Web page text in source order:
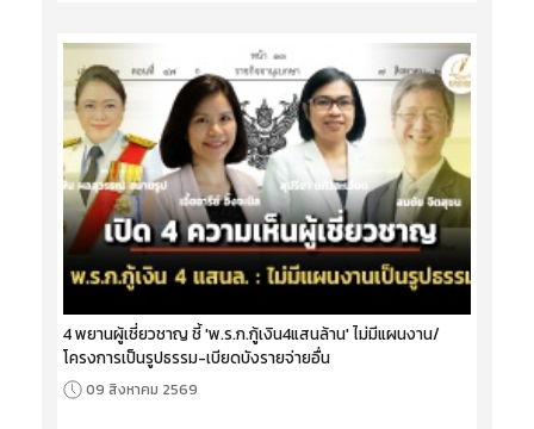
4 พยานผู้เชี่ยวชาญ ชี้ 'พ.ร.ก.กู้เงิน4แสนล้าน' ไม่มีแผนงาน/
โครงการเป็นรูปธรรม-เบียดบังรายจ่ายอื่น
09 สิงหาคม 2569